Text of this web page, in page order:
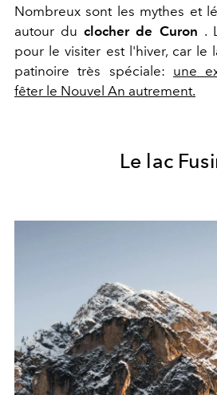
Nombreux sont les mythes et
autour duclocher de Curon .
pour le visiter est l'hiver, car le
patinoire très spéciale: une
fêter le Nouvel An autrement.
Le lac